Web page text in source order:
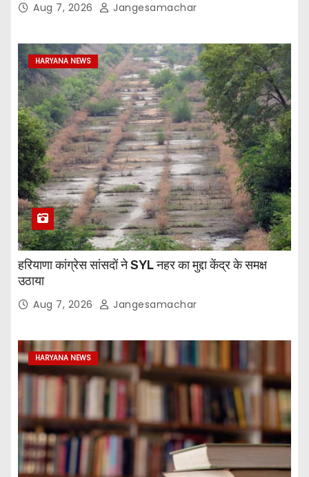
Aug 7, 2026 Jangesamachar
HARYANA NEWS
हरियाणा कांग्रेस सांसदों ने SYL नहर का मुद्दा केंद्र के समक्ष
उठाया
Aug 7, 2026 Jangesamachar
HARYANA NEWS